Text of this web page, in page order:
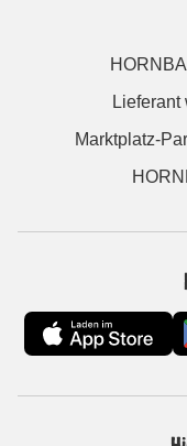
Marktplatz-